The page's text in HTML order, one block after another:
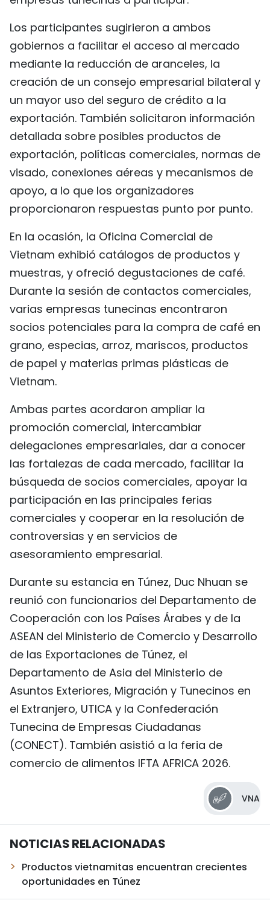
Los participantes sugirieron a ambos
gobiernos a facilitar el acceso al mercado
mediante la reducción de aranceles, la
creación de un consejo empresarial bilateral y
un mayor uso del seguro de crédito a la
exportación. También solicitaron información
detallada sobre posibles productos de
exportación, políticas comerciales, normas de
visado, conexiones aéreas y mecanismos de
apoyo, a lo que los organizadores
proporcionaron respuestas punto por punto.
En la ocasión, la Oficina Comercial de
Vietnam exhibió catálogos de productos y
muestras, y ofreció degustaciones de café.
Durante la sesión de contactos comerciales,
varias empresas tunecinas encontraron
socios potenciales para la compra de café en
grano, especias, arroz, mariscos, productos
de papel y materias primas plásticas de
Vietnam.
Ambas partes acordaron ampliar la
promoción comercial, intercambiar
delegaciones empresariales, dar a conocer
las fortalezas de cada mercado, facilitar la
búsqueda de socios comerciales, apoyar la
participación en las principales ferias
comerciales y cooperar en la resolución de
controversias y en servicios de
asesoramiento empresarial.
Durante su estancia en Túnez, Duc Nhuan se
reunió con funcionarios del Departamento de
Cooperación con los Países Árabes y de la
ASEAN del Ministerio de Comercio y Desarrollo
de las Exportaciones de Túnez, el
Departamento de Asia del Ministerio de
Asuntos Exteriores, Migración y Tunecinos en
el Extranjero, UTICA y la Confederación
Tunecina de Empresas Ciudadanas
(CONECT). También asistió a la feria de
comercio de alimentos IFTA AFRICA 2026.
VNA
NOTICIAS RELACIONADAS
Productos vietnamitas encuentran crecientes
oportunidades en Túnez